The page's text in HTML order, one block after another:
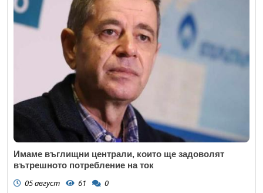
Имаме въглищни централи, които ще задоволят
вътрешното потребление на ток
05 август 61 0